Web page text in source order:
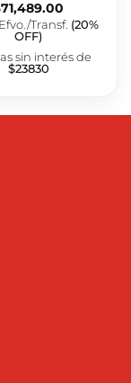
71,489.00
Efvo./Transf. (20%
OFF)
sin interés de
$23830